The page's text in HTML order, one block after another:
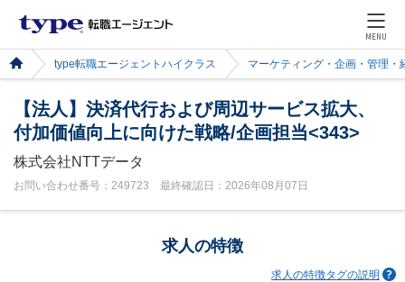
MENU
type転職エージェントハイクラス マーケティング・企画・管理・
【法人】決済代行および周辺サービス拡大、
付加価値向上に向けた戦略/企画担当<343>
株式会社NTTデータ
お問い合わせ番号：249723 最終確認日：2026年08月07日
求人の特徴
求人の特徴タグの説明